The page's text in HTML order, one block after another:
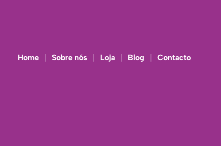
Home Sobre nós Loja Blog Contacto